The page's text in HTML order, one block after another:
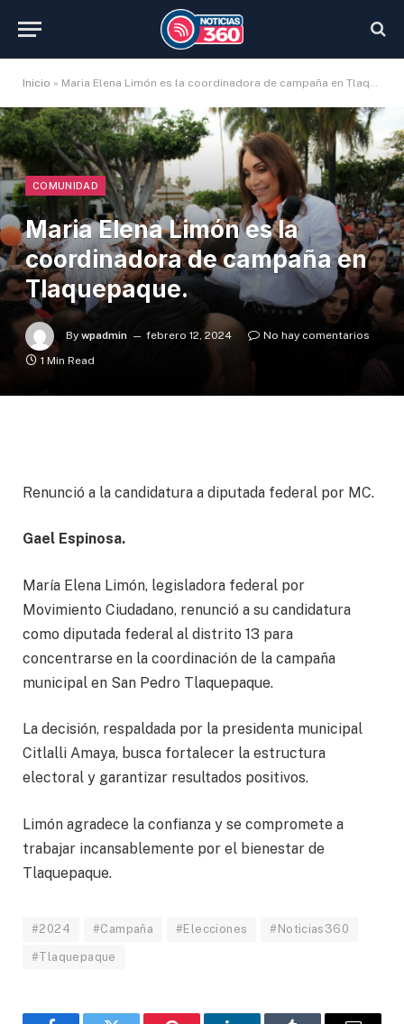
Inicio » Maria Elena Limón es la coordinadora de campaña en Tlaquepaque.
COMUNIDAD
Maria Elena Limón es la
coordinadora de campaña en
Tlaquepaque.
By wpadmin febrero 12, 2024
No hay comentarios
1 Min Read
Renunció a la candidatura a diputada federal por MC.
Gael Espinosa.
María Elena Limón, legisladora federal por
Movimiento Ciudadano, renunció a su candidatura
como diputada federal al distrito 13 para
concentrarse en la coordinación de la campaña
municipal en San Pedro Tlaquepaque.
La decisión, respaldada por la presidenta municipal
Citlalli Amaya, busca fortalecer la estructura
electoral y garantizar resultados positivos.
Limón agradece la confianza y se compromete a
trabajar incansablemente por el bienestar de
Tlaquepaque.
#2024 #Campaña #Elecciones #Noticias360
#Tlaquepaque